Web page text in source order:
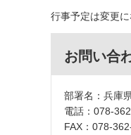
行事予定は変更
お問い合
部署名：兵庫
電話：078-
FAX：078-